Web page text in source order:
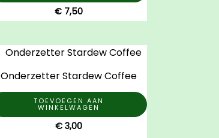
€ 7,50
Onderzetter Stardew Coffee
TOEVOEGEN AAN
WINKELWAGEN
€ 3,00